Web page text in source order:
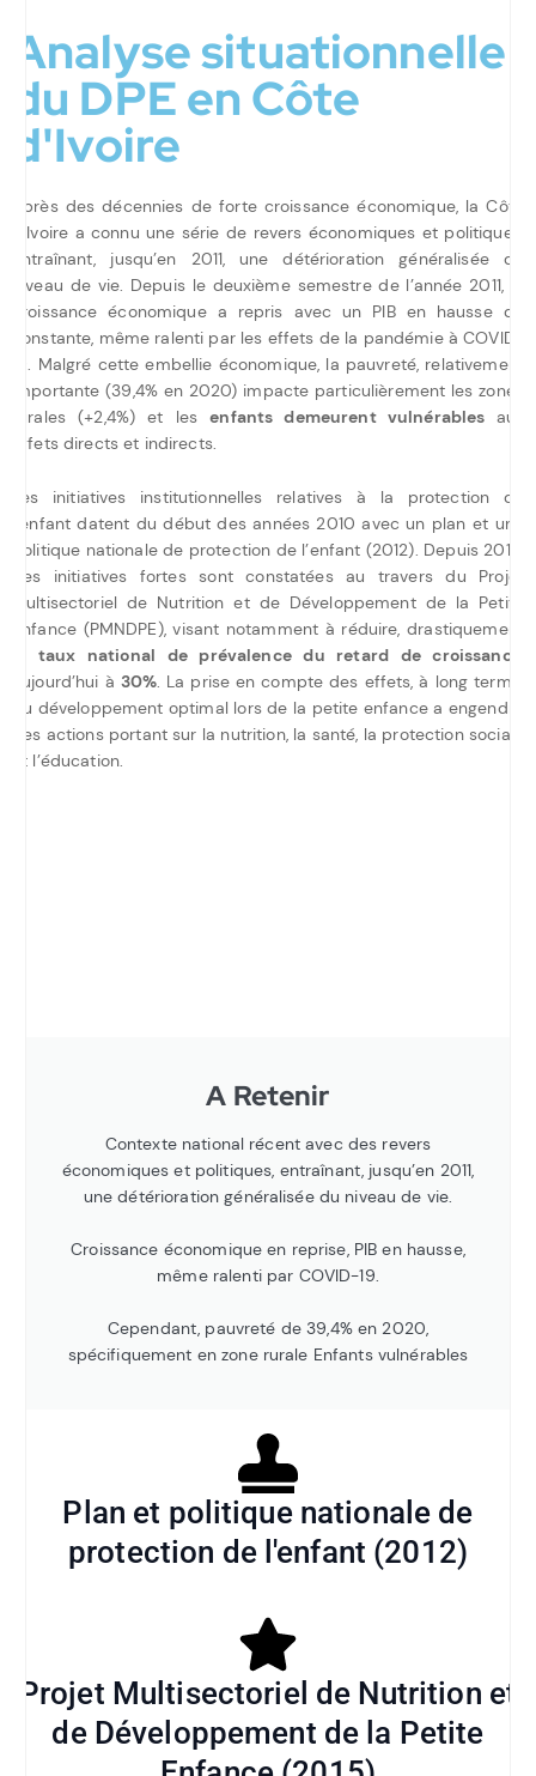
Analyse situationnelle
du DPE en Côte
d'Ivoire
Après des décennies de forte croissance économique, la Côte
d’Ivoire a connu une série de revers économiques et politiques,
entraînant, jusqu’en 2011, une détérioration généralisée du
niveau de vie. Depuis le deuxième semestre de l’année 2011, la
croissance économique a repris avec un PIB en hausse de
constante, même ralenti par les effets de la pandémie à COVID-
19. Malgré cette embellie économique, la pauvreté, relativement
importante (39,4% en 2020) impacte particulièrement les zones
rurales (+2,4%) et lesenfants demeurent vulnérables aux
effets directs et indirects.
Les initiatives institutionnelles relatives à la protection de
l’enfant datent du début des années 2010 avec un plan et une
politique nationale de protection de l’enfant (2012). Depuis 2015,
des initiatives fortes sont constatées au travers du Projet
Multisectoriel de Nutrition et de Développement de la Petite
Enfance (PMNDPE), visant notamment à réduire, drastiquement
taux national de prévalence du retard de croissance
aujourd’hui à 30%. La prise en compte des effets, à long terme,
du développement optimal lors de la petite enfance a engendré
des actions portant sur la nutrition, la santé, la protection sociale
et l’éducation.
A Retenir
Contexte national récent avec des revers
économiques et politiques, entraînant, jusqu’en 2011,
une détérioration généralisée du niveau de vie.
Croissance économique en reprise, PIB en hausse,
même ralenti par COVID-19.
Cependant, pauvreté de 39,4% en 2020,
spécifiquement en zone rurale Enfants vulnérables
Plan et politique nationale de
protection de l'enfant (2012)
Projet Multisectoriel de Nutrition et
de Développement de la Petite